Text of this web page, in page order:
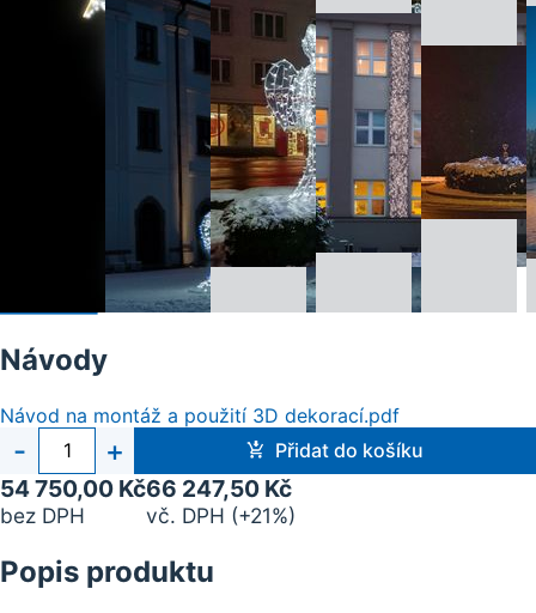
Návody
Návod na montáž a použití 3D dekorací.pdf
Počet
kusů
- + Přidat do košíku
54 750,00 Kč
bez DPH
66 247,50 Kč
vč. DPH (+21%)
Popis produktu